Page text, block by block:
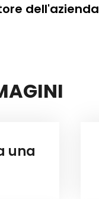
dell'azienda
una